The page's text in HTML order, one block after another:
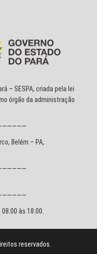
– SESPA, criada pela lei
órgão da administração
Belém – PA,
às 18:00.
reservados.